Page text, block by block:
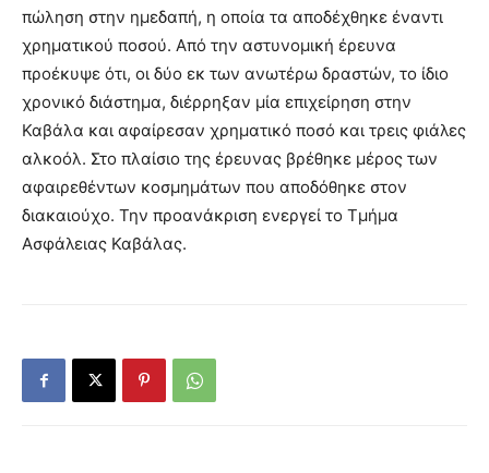
πώληση στην ημεδαπή, η οποία τα αποδέχθηκε έναντι
χρηματικού ποσού. Από την αστυνομική έρευνα
προέκυψε ότι, οι δύο εκ των ανωτέρω δραστών, το ίδιο
χρονικό διάστημα, διέρρηξαν μία επιχείρηση στην
Καβάλα και αφαίρεσαν χρηματικό ποσό και τρεις φιάλες
αλκοόλ. Στο πλαίσιο της έρευνας βρέθηκε μέρος των
αφαιρεθέντων κοσμημάτων που αποδόθηκε στον
διακαιούχο. Την προανάκριση ενεργεί το Τμήμα
Ασφάλειας Καβάλας.